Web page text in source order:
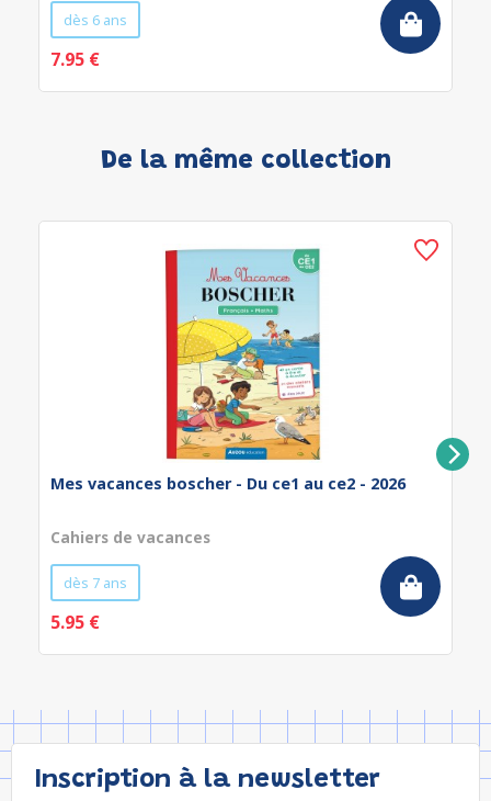
dès 6 ans
7.95 €
De la même collection
Mes vacances boscher - Du ce1 au ce2 - 2026
Cahiers de vacances
dès 7 ans
5.95 €
Inscription à la newsletter